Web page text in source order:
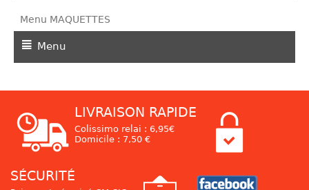
Menu MAQUETTES
Menu
LIVRAISON RAPIDE
Colissimo relai : 6,95€
Domicile : 7,50 €
SÉCURITÉ